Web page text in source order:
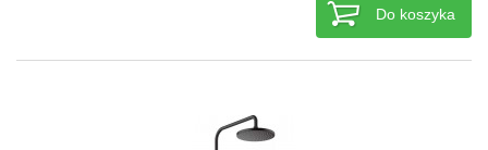
Do koszyka